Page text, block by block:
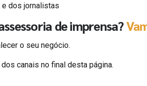
e dos jornalistas
de imprensa?
o seu negócio.
canais no final desta página.